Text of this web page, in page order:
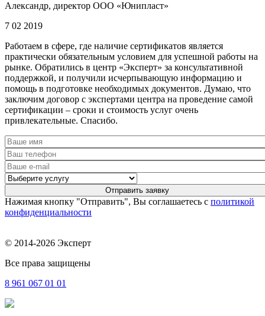
Александр, директор ООО «Юнипласт»
7 02 2019
Работаем в сфере, где наличие сертификатов является
практически обязательным условием для успешной работы на
рынке. Обратились в центр «Эксперт» за консультативной
поддержкой, и получили исчерпывающую информацию и
помощь в подготовке необходимых документов. Думаю, что
заключим договор с экспертами центра на проведение самой
сертификации – сроки и стоимость услуг очень
привлекательные. Спасибо.
Нажимая кнопку "Отправить", Вы соглашаетесь с политикой
конфиденциальности
© 2014-2026 Эксперт
Все права защищены
8 961 067 01 01